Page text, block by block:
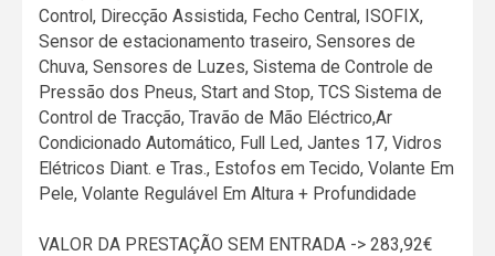
Control, Direcção Assistida, Fecho Central, ISOFIX,
Sensor de estacionamento traseiro, Sensores de
Chuva, Sensores de Luzes, Sistema de Controle de
Pressão dos Pneus, Start and Stop, TCS Sistema de
Control de Tracção, Travão de Mão Eléctrico,Ar
Condicionado Automático, Full Led, Jantes 17, Vidros
Elétricos Diant. e Tras., Estofos em Tecido, Volante Em
Pele, Volante Regulável Em Altura + Profundidade
VALOR DA PRESTAÇÃO SEM ENTRADA -> 283,92€